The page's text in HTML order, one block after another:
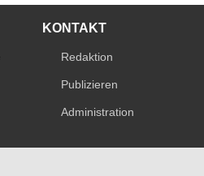
KONTAKT
Redaktion
Publizieren
Administration